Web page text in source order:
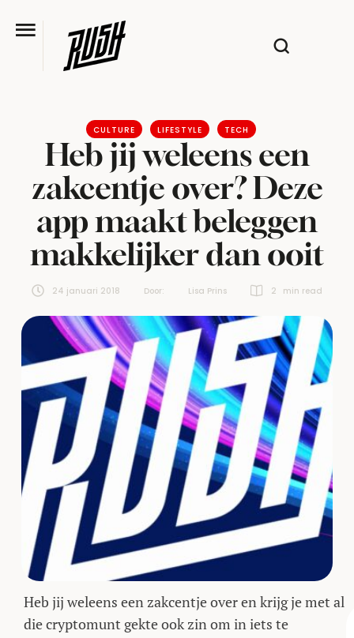
CULTURE LIFESTYLE TECH
Heb jij weleens een
zakcentje over? Deze
app maakt beleggen
makkelijker dan ooit
24 januari 2018 Door: Lisa Prins 2 min read
Heb jij weleens een zakcentje over en krijg je met al
die cryptomunt gekte ook zin om in iets te